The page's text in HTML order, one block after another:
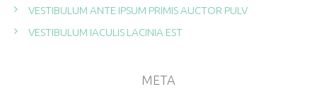
VESTIBULUM ANTE IPSUM PRIMIS AUCTOR PULV
VESTIBULUM IACULIS LACINIA EST
META